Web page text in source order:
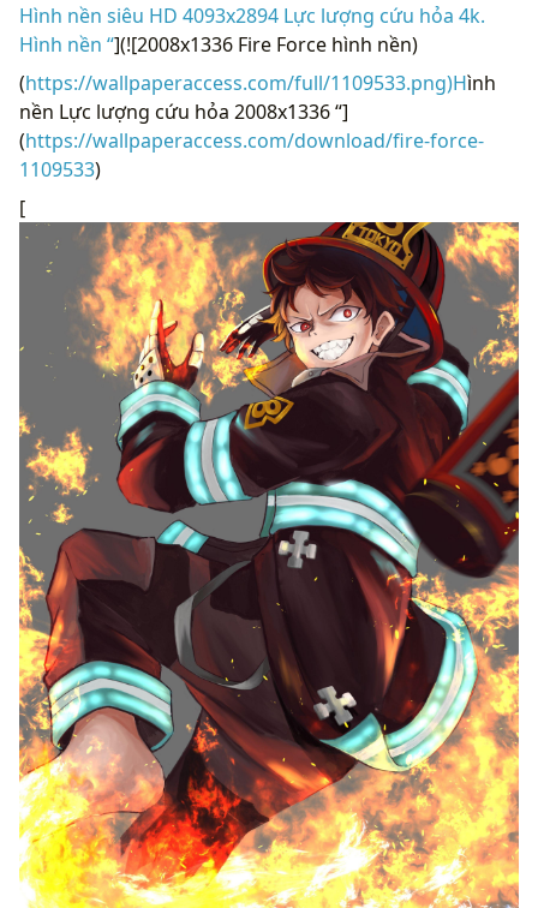
Hình nền siêu HD 4093x2894 Lực lượng cứu hỏa 4k.
Hình nền “](![2008x1336 Fire Force hình nền)
(https://wallpaperaccess.com/full/1109533.png)Hình
nền Lực lượng cứu hỏa 2008x1336 “]
(https://wallpaperaccess.com/download/fire-force-
1109533)
[